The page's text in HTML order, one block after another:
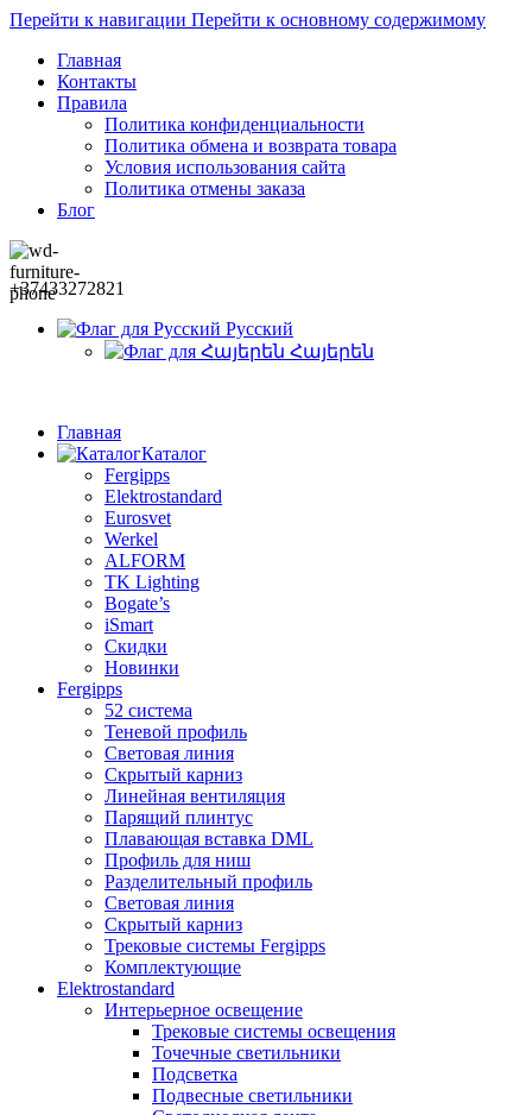
Перейти к навигации Перейти к основному содержимому
Главная
Контакты
Правила
Политика конфиденциальности
Политика обмена и возврата товара
Условия использования сайта
Политика отмены заказа
Блог
+37433272821
Русский
Հայերեն
Главная
Каталог
Fergipps
Elektrostandard
Eurosvet
Werkel
ALFORM
TK Lighting
Bogate’s
iSmart
Скидки
Новинки
Fergipps
52 система
Теневой профиль
Световая линия
Скрытый карниз
Линейная вентиляция
Парящий плинтус
Плавающая вставка DML
Профиль для ниш
Разделительный профиль
Световая линия
Скрытый карниз
Трековые системы Fergipps
Комплектующие
Elektrostandard
Интерьерное освещение
Трековые системы освещения
Точечные светильники
Подсветка
Подвесные светильники